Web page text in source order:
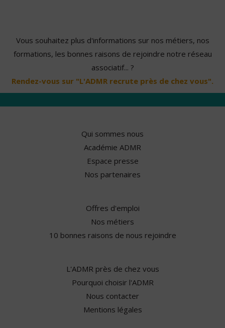
Vous souhaitez plus d'informations sur nos métiers, nos
formations, les bonnes raisons de rejoindre notre réseau
associatif... ?
Rendez-vous sur "L'ADMR recrute près de chez vous".
Qui sommes nous
Académie ADMR
Espace presse
Nos partenaires
Offres d'emploi
Nos métiers
10 bonnes raisons de nous rejoindre
L'ADMR près de chez vous
Pourquoi choisir l'ADMR
Nous contacter
Mentions légales